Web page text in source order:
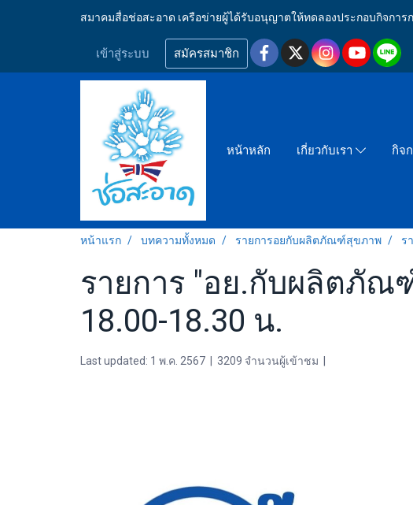
สมาคมสื่อช่อสะอาด เครือข่ายผู้ได้รับอนุญาตให้ทดลองประกอบกิจการ
เข้าสู่ระบบ สมัครสมาชิก
หน้าหลัก เกี่ยวกับเรา กิจ
หน้าแรก บทความทั้งหมด รายการอยกับผลิตภัณฑ์สุขภาพ ร
รายการ "อย.กับผลิตภัณ
18.00-18.30 น.
Last updated: 1 พ.ค. 2567 3209 จำนวนผู้เข้าชม